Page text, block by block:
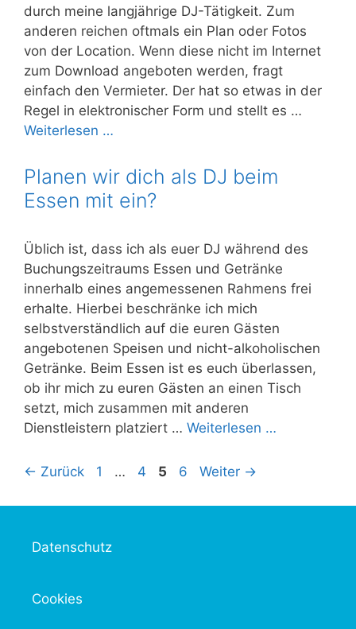
durch meine langjährige DJ-Tätigkeit. Zum
anderen reichen oftmals ein Plan oder Fotos
von der Location. Wenn diese nicht im Internet
zum Download angeboten werden, fragt
einfach den Vermieter. Der hat so etwas in der
Regel in elektronischer Form und stellt es …
Weiterlesen …
Planen wir dich als DJ beim
Essen mit ein?
Üblich ist, dass ich als euer DJ während des
Buchungszeitraums Essen und Getränke
innerhalb eines angemessenen Rahmens frei
erhalte. Hierbei beschränke ich mich
selbstverständlich auf die euren Gästen
angebotenen Speisen und nicht-alkoholischen
Getränke. Beim Essen ist es euch überlassen,
ob ihr mich zu euren Gästen an einen Tisch
setzt, mich zusammen mit anderen
Dienstleistern platziert … Weiterlesen …
← Zurück Seite
1 … Seite
4 Seite
5 Seite
6 Weiter →
Datenschutz
Cookies